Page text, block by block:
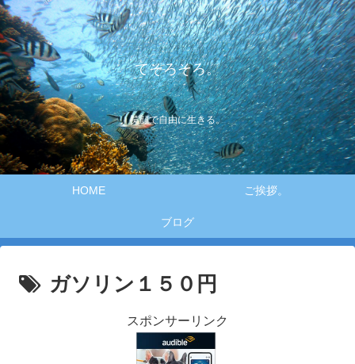
てそろそろ。
笑顔で自由に生きる。
HOME ご挨拶。
ブログ
ガソリン１５０円
スポンサーリンク